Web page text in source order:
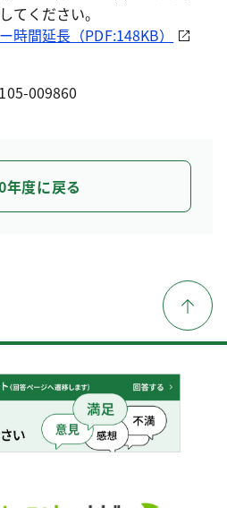
てください。
間延長（PDF:148KB）
009860
年度に戻る